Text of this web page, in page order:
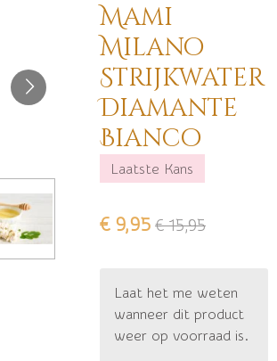
Mami
Milano
Strijkwater
Diamante
Bianco
Laatste Kans
€ 9,95 € 15,95
Laat het me weten
wanneer dit product
weer op voorraad is.